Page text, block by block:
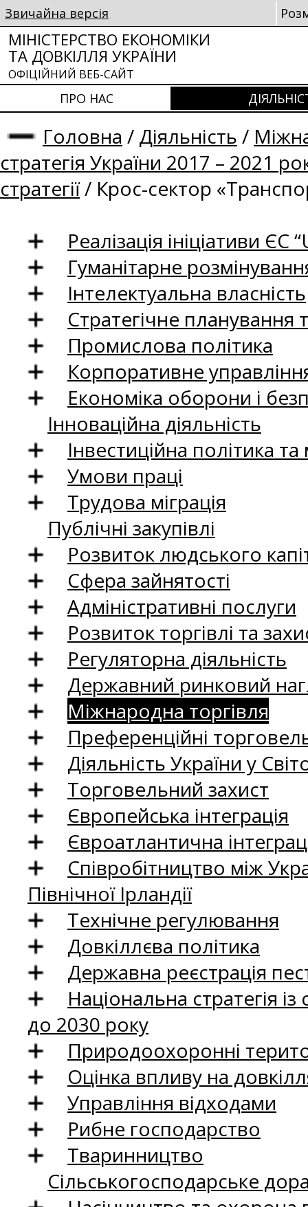
Звичайна версія
МІНІСТЕРСТВО ЕКОНОМІКИ
ТА ДОВКІЛЛЯ УКРАЇНИ
ОФІЦІЙНИЙ ВЕБ-САЙТ
ПРО НАС
Головна / Діяльність /
стратегія України 2017 – 2021
стратегії/ Крос-сектор
Реалізація ініціативи ЄС
Гуманітарне
Інтелектуальна власність
Стратегічне
Промислова політика
Корпоративне
Економіка оборони і
Інноваційна діяльність
Інвестиційна політика
Умови праці
Трудова міграція
Публічні закупівлі
Розвиток людського
Сфера зайнятості
Адміністративні послуги
Розвиток торгівлі та
Регуляторна діяльність
Державний ринковий
Міжнародна торгівля
Преференційні
Діяльність України у
Торговельний захист
Європейська інтеграція
Євроатлантична
Співробітництво між
Північної Ірландії
Технічне регулювання
Довкіллєва політика
Державна реєстрація
Національна стратегія
до 2030 року
Природоохоронні
Оцінка впливу на
Управління відходами
Рибне господарство
Тваринництво
Сільськогосподарське